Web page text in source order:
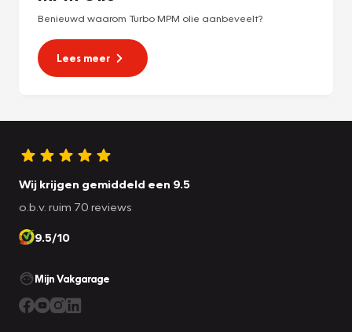
Benieuwd waarom Turbo MPM olie aanbeveelt?
Lees meer
Wij krijgen gemiddeld een 9.5
o.b.v. ruim 70 reviews
9.5/10
Mijn Vakgarage